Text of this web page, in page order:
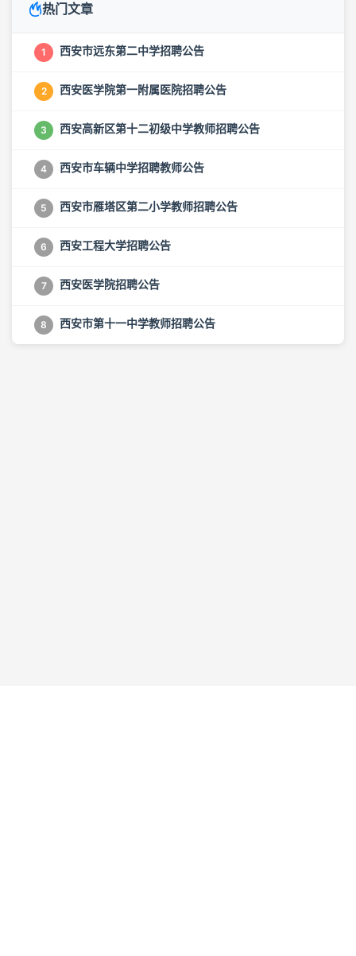
热门文章
1 西安市远东第二中学招聘公告
2 西安医学院第一附属医院招聘公告
3 西安高新区第十二初级中学教师招聘公告
4 西安市车辆中学招聘教师公告
5 西安市雁塔区第二小学教师招聘公告
6 西安工程大学招聘公告
7 西安医学院招聘公告
8 西安市第十一中学教师招聘公告